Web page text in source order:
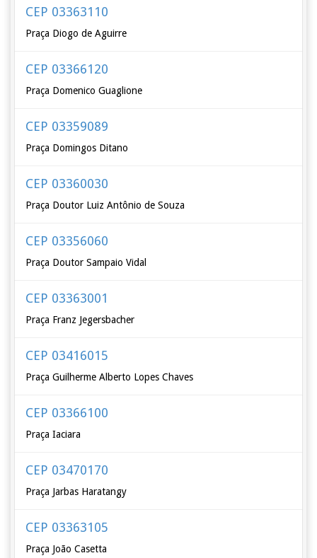
CEP 03363110
Praça Diogo de Aguirre
CEP 03366120
Praça Domenico Guaglione
CEP 03359089
Praça Domingos Ditano
CEP 03360030
Praça Doutor Luiz Antônio de Souza
CEP 03356060
Praça Doutor Sampaio Vidal
CEP 03363001
Praça Franz Jegersbacher
CEP 03416015
Praça Guilherme Alberto Lopes Chaves
CEP 03366100
Praça Iaciara
CEP 03470170
Praça Jarbas Haratangy
CEP 03363105
Praça João Casetta